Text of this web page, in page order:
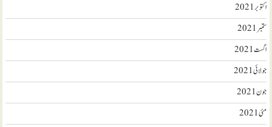
اکتوبر 2021
ستمبر 2021
اگست 2021
جولائی 2021
جون 2021
مئی 2021